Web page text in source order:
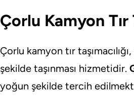
Çorlu Kamyon Tır
Çorlu kamyon tır
şekilde taşınması hizmetidir.
yoğun şekilde tercih